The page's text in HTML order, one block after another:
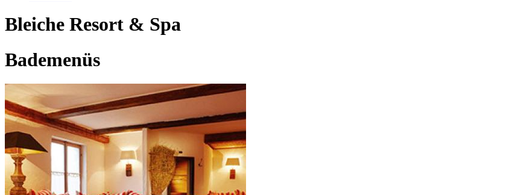
Bleiche Resort & Spa
Bademenüs